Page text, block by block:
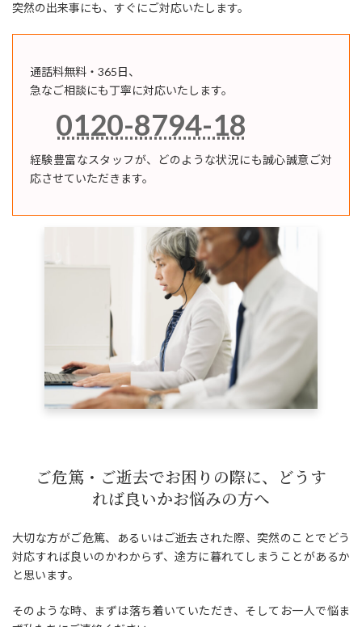
突然の出来事にも、すぐにご対応いたします。
通話料無料・365日、
急なご相談にも丁寧に対応いたします。
ン
リ
0120-8794-18
経験豊富なスタッフが、どのような状況にも誠心誠意ご対
応させていただきます。
ご危篤・ご逝去でお困りの際に、どうす
れば良いかお悩みの方へ
大切な方がご危篤、あるいはご逝去された際、突然のことでどう
対応すれば良いのかわからず、途方に暮れてしまうことがあるか
と思います。
そのような時、まずは落ち着いていただき、そしてお一人で悩ま